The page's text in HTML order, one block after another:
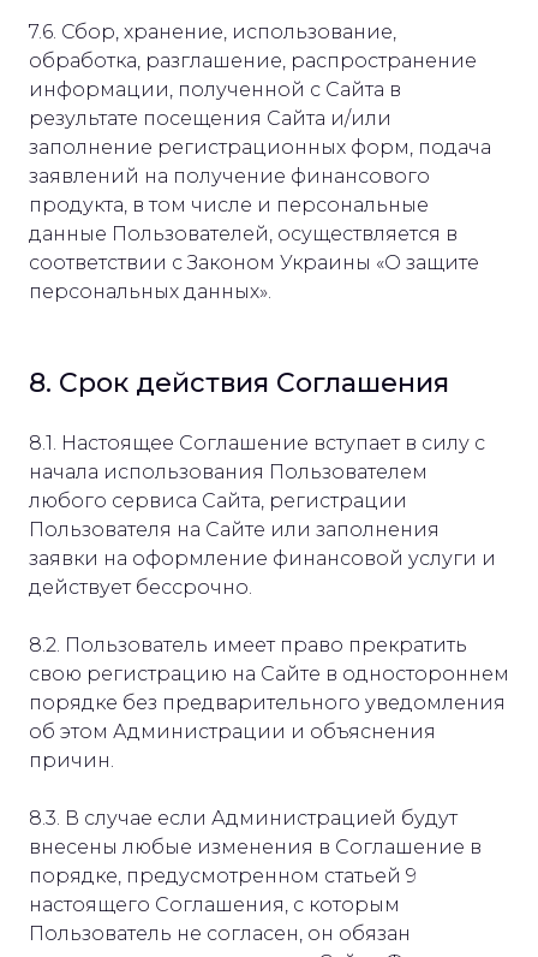
7.6. Сбор, хранение, использование,
обработка, разглашение, распространение
информации, полученной с Сайта в
результате посещения Сайта и/или
заполнение регистрационных форм, подача
заявлений на получение финансового
продукта, в том числе и персональные
данные Пользователей, осуществляется в
соответствии с Законом Украины «О защите
персональных данных».
8. Срок действия Соглашения
8.1. Настоящее Соглашение вступает в силу с
начала использования Пользователем
любого сервиса Сайта, регистрации
Пользователя на Сайте или заполнения
заявки на оформление финансовой услуги и
действует бессрочно.
8.2. Пользователь имеет право прекратить
свою регистрацию на Сайте в одностороннем
порядке без предварительного уведомления
об этом Администрации и объяснения
причин.
8.3. В случае если Администрацией будут
внесены любые изменения в Соглашение в
порядке, предусмотренном статьей 9
настоящего Соглашения, с которым
Пользователь не согласен, он обязан